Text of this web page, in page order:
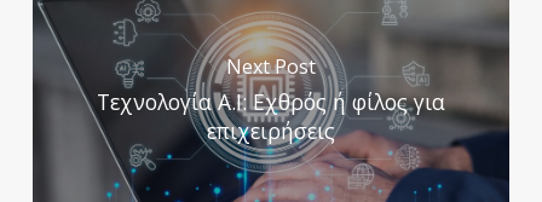
Next Post
Τεχνολογία Α.Ι: Εχθρός ή φίλος για
επιχειρήσεις